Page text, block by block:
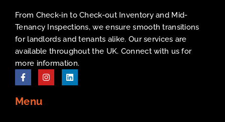
From Check-in to Check-out Inventory and Mid-
Tenancy Inspections, we ensure smooth transitions
for landlords and tenants alike. Our services are
available throughout the UK. Connect with us for
more information.
Menu